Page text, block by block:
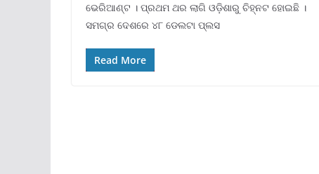
ଭେରିଆଣ୍ଟ । ପ୍ରଥମ ଥର ଲାଗି ଓଡ଼ିଶାରୁ ଚିହ୍ନଟ ହୋଇଛି ।
ସମଗ୍ର ଦେଶରେ ୪୮ ଡେଲଟା ପ୍ଲସ
Read More